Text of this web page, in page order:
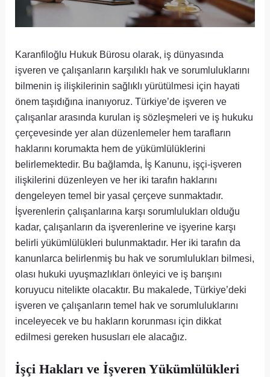
Karanfiloğlu Hukuk Bürosu olarak, iş dünyasında
işveren ve çalışanların karşılıklı hak ve sorumluluklarını
bilmenin iş ilişkilerinin sağlıklı yürütülmesi için hayati
önem taşıdığına inanıyoruz. Türkiye’de işveren ve
çalışanlar arasında kurulan iş sözleşmeleri ve iş hukuku
çerçevesinde yer alan düzenlemeler hem tarafların
haklarını korumakta hem de yükümlülüklerini
belirlemektedir. Bu bağlamda, İş Kanunu, işçi-işveren
ilişkilerini düzenleyen ve her iki tarafın haklarını
dengeleyen temel bir yasal çerçeve sunmaktadır.
İşverenlerin çalışanlarına karşı sorumlulukları olduğu
kadar, çalışanların da işverenlerine ve işyerine karşı
belirli yükümlülükleri bulunmaktadır. Her iki tarafın da
kanunlarca belirlenmiş bu hak ve sorumlulukları bilmesi,
olası hukuki uyuşmazlıkları önleyici ve iş barışını
koruyucu nitelikte olacaktır. Bu makalede, Türkiye’deki
işveren ve çalışanların temel hak ve sorumluluklarını
inceleyecek ve bu hakların korunması için dikkat
edilmesi gereken hususları ele alacağız.
İşçi Hakları ve İşveren Yükümlülükleri